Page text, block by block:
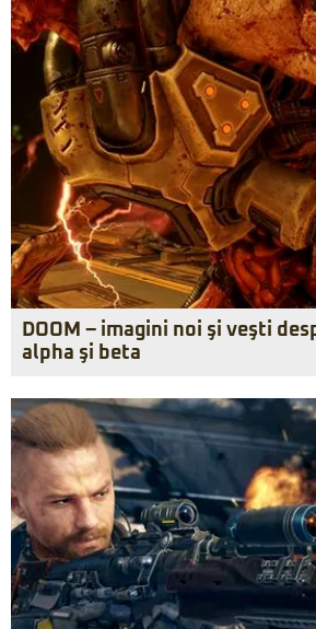
DOOM – imagini noi şi veşti
alpha şi beta